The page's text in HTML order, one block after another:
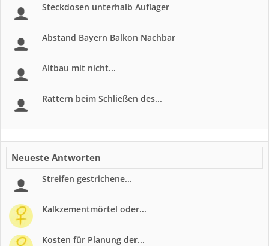
Steckdosen unterhalb Auflager
Abstand Bayern Balkon Nachbar
Altbau mit nicht...
Rattern beim Schließen des...
Neueste Antworten
Streifen gestrichene...
Kalkzementmörtel oder...
Kosten für Planung der...